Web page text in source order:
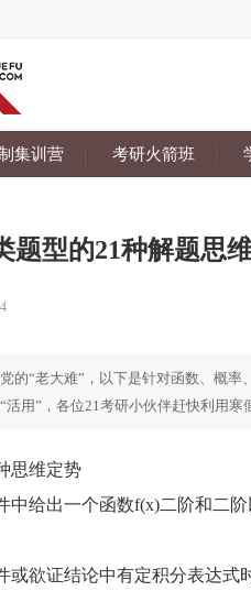
集训营 考研火箭班
题型的21种解题思
的“老大难”，以下是针对函数、概
用”，各位21考研小伙伴赶快利用寒
维定势
出一个函数f(x)二阶和二阶
证结论中有定积分表达式